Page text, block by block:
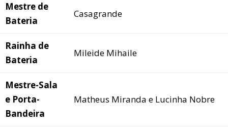
Mestre de
Bateria
Casagrande
Rainha de
Bateria
Mileide Mihaile
Mestre-Sala
e Porta-
Bandeira
Matheus Miranda e Lucinha Nobre